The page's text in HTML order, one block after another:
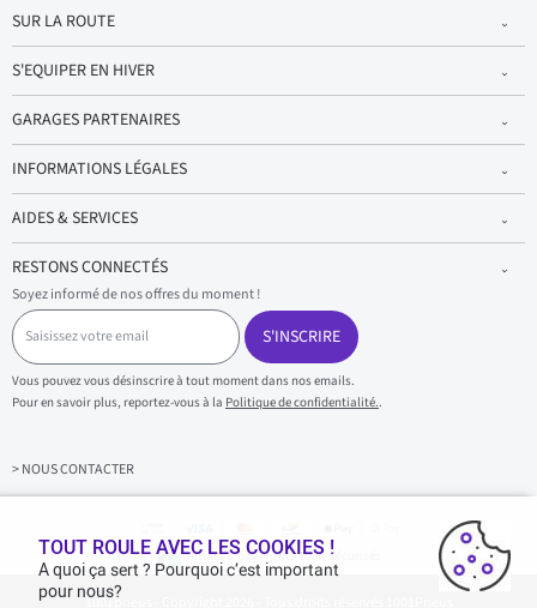
SUR LA ROUTE
S'EQUIPER EN HIVER
GARAGES PARTENAIRES
INFORMATIONS LÉGALES
AIDES & SERVICES
RESTONS CONNECTÉS
Soyez informé de nos offres du moment !
S
a
i
s
i
s
z
v
S'INSCRIRE
Vous pouvez vous désinscrire à tout moment dans nos emails.
Pour en savoir plus, reportez-vous à la Politique de confidentialité..
> NOUS CONTACTER
Achats & paiements 100% sécurisés
1001pneus - Copyright 2026 - Tous droits réservés 1001Pneus
TOUT ROULE AVEC LES COOKIES !
A quoi ça sert ? Pourquoi c’est important
pour nous?